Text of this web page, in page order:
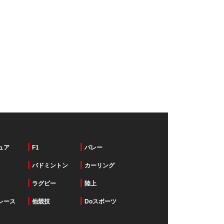
ア F1 バレー
バドミントン カーリング
ラグビー 陸上
ース 他競技 Doスポーツ